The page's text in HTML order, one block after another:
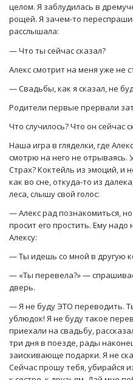
целом. Я заблудилась в
рощей. Я зачем-то
расслышала:
— Что ты сейчас сказал?
Алекс смотрит на меня уже не
— Свадьбы, как я сказал, не
Родители первые прервали
Что случилось? Что он сейчас
Наша игра в гляделки, где
смотрю на него не отрываясь.
Страх? Коктейль из эмоций, и
как во сне, откуда-то из
леса, слышу свой голос:
— Алекс рад познакомиться,
просит его простить. Ему
Алексу:
— Ты идешь со мной в другую
— «Ты перевела?» —
дверь.
— Я не буду ЭТО переводить.
ублюдок! Я не буду такое
приехали на свадьбу,
три дня в поезде, рады
заискивающе подарки. Я не
Сейчас прошу тебя, убирайся